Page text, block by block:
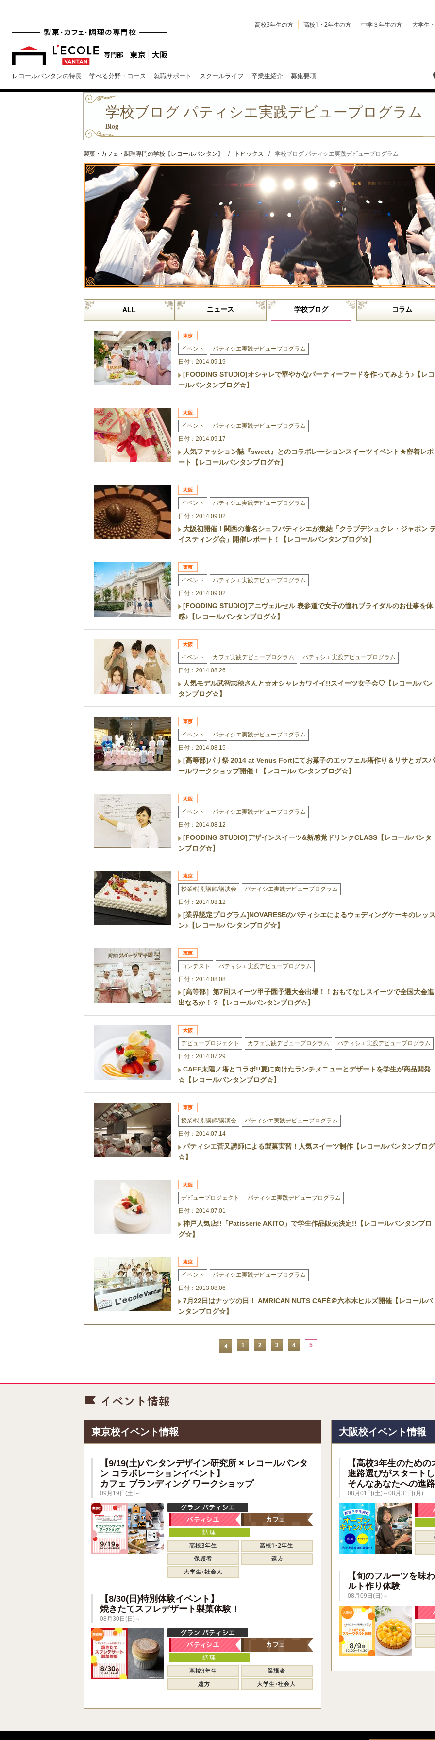
高校3年生の方 高校1・2年生の方 中学３年生の方 大学生
レコールバンタンの特長 学べる分野・コース 就職サポート スクールライフ 卒業生紹介 募集要項
学校ブログ パティシエ実践デビュープログラム
Blog
製菓・カフェ・調理専門の学校【レコールバンタン】 / トピックス / 学校ブログ パティシエ実践デビュープログラム
ALL ニュース 学校ブログ コラム
イベント
パティシエ実践デビュープログラム
日付：2014.09.19
[FOODING STUDIO]オシャレで華やかなパーティーフードを作ってみよう♪【レコ
ールバンタンブログ☆】
イベント
パティシエ実践デビュープログラム
日付：2014.09.17
人気ファッション誌『sweet』とのコラボレーションスイーツイベント★密着レポ
ート【レコールバンタンブログ☆】
イベント
パティシエ実践デビュープログラム
日付：2014.09.02
大阪初開催！関西の著名シェフパティシエが集結「クラブデシュクレ・ジャポン
イスティング会」開催レポート！【レコールバンタンブログ☆】
イベント
パティシエ実践デビュープログラム
日付：2014.09.02
[FOODING STUDIO]アニヴェルセル 表参道で女子の憧れブライダルのお仕事を体
感♪【レコールバンタンブログ☆】
イベント カフェ実践デビュープログラム
パティシエ実践デビュープログラム
日付：2014.08.26
人気モデル武智志穂さんと☆オシャレカワイイ!!スイーツ女子会♡【レコールバン
タンブログ☆】
イベント
パティシエ実践デビュープログラム
日付：2014.08.15
[高等部]パリ祭 2014 at Venus Fortにてお菓子のエッフェル塔作り＆リサとガスパ
ールワークショップ開催！【レコールバンタンブログ☆】
イベント
パティシエ実践デビュープログラム
日付：2014.08.12
[FOODING STUDIO]デザインスイーツ&新感覚ドリンクCLASS【レコールバンタ
ンブログ☆】
授業/特別講師/講演会
パティシエ実践デビュープログラム
日付：2014.08.12
[業界認定プログラム]NOVARESEのパティシエによるウェディングケーキのレッス
ン♪【レコールバンタンブログ☆】
コンテスト
パティシエ実践デビュープログラム
日付：2014.08.08
[高等部］第7回スイーツ甲子園予選大会出場！！おもてなしスイーツで全国大会進
出なるか！？【レコールバンタンブログ☆】
デビュープロジェクト カフェ実践デビュープログラム
パティシエ実践デビュープログラム
日付：2014.07.29
CAFE太陽ノ塔とコラボ!!夏に向けたランチメニューとデザートを学生が商品開発
☆【レコールバンタンブログ☆】
授業/特別講師/講演会
パティシエ実践デビュープログラム
日付：2014.07.14
パティシエ菅又講師による製菓実習！人気スイーツ制作【レコールバンタンブログ
☆】
デビュープロジェクト
パティシエ実践デビュープログラム
日付：2014.07.01
神戸人気店!!「Patisserie AKITO」で学生作品販売決定!!【レコールバンタンブロ
グ☆】
イベント
パティシエ実践デビュープログラム
日付：2013.08.06
7月22日はナッツの日！ AMRICAN NUTS CAFÉ＠六本木ヒルズ開催【レコールバ
ンタンブログ☆】
1 2 3 4 5
東京校イベント情報
【9/19(土)バンタンデザイン研究所 × レコールバンタ
ン コラボレーションイベント】
カフェ ブランディング ワークショップ
09月19日(土)～
【8/30(日)特別体験イベント】
焼きたてスフレデザート製菓体験！
08月30日(日)～
大阪校イベント情報
【高校3年生のため
進路選びがスタート
そんなあなたへの進
08月01日(土)～08月31日(月)
【旬のフルーツを味
ルト作り体験
08月09日(日)～